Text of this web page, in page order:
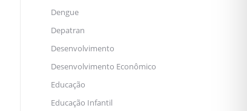
Dengue
Depatran
Desenvolvimento
Desenvolvimento Econômico
Educação
Educação Infantil